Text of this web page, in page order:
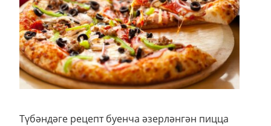
Түбәндәге рецепт буенча әзерләнгән пицца